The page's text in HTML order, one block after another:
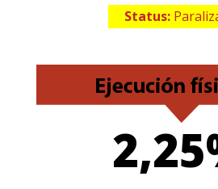
Status: